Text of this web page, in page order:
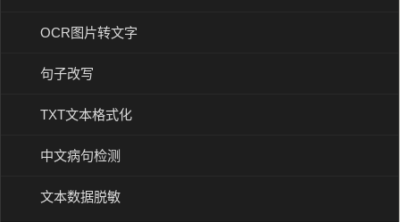
OCR图片转文字
句子改写
TXT文本格式化
中文病句检测
文本数据脱敏